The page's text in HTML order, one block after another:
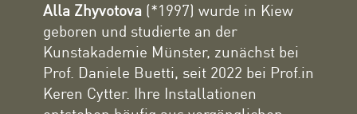
Alla Zhyvotova(*1997) wurde in Kiew
geboren und studierte an der
Kunstakademie Münster, zunächst bei
Prof. Daniele Buetti, seit 2022 bei Prof.in
Keren Cytter. Ihre Installationen